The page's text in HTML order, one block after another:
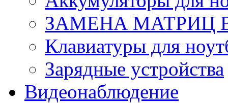
ЗАМЕНА МАТРИЦ
Клавиатуры для
Зарядные устройства
Видеонаблюдение